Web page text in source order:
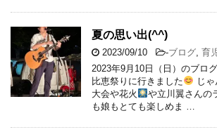
夏の思い出(^^)
2023/09/10 -ブログ 育
2023年9月10日（日）のブロ
比恵祭りに行きました
じ
大会や花火
や立川翼さんの
も娘もとても楽しめま …